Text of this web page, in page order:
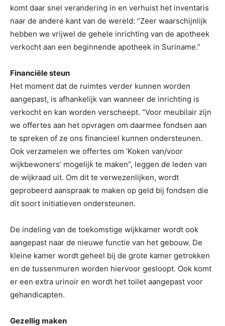
komt daar snel verandering in en verhuist het inventaris
naar de andere kant van de wereld: “Zeer waarschijnlijk
hebben we vrijwel de gehele inrichting van de apotheek
verkocht aan een beginnende apotheek in Suriname.”
Financiële steun
Het moment dat de ruimtes verder kunnen worden
aangepast, is afhankelijk van wanneer de inrichting is
verkocht en kan worden verscheept. “Voor meubilair zijn
we offertes aan het opvragen om daarmee fondsen aan
te spreken of ze ons financieel kunnen ondersteunen.
Ook verzamelen we offertes om ‘Koken van/voor
wijkbewoners’ mogelijk te maken”, leggen de leden van
de wijkraad uit. Om dit te verwezenlijken, wordt
geprobeerd aanspraak te maken op geld bij fondsen die
dit soort initiatieven ondersteunen.
De indeling van de toekomstige wijkkamer wordt ook
aangepast naar de nieuwe functie van het gebouw. De
kleine kamer wordt geheel bij de grote kamer getrokken
en de tussenmuren worden hiervoor gesloopt. Ook komt
er een extra urinoir en wordt het toilet aangepast voor
gehandicapten.
Gezellig maken